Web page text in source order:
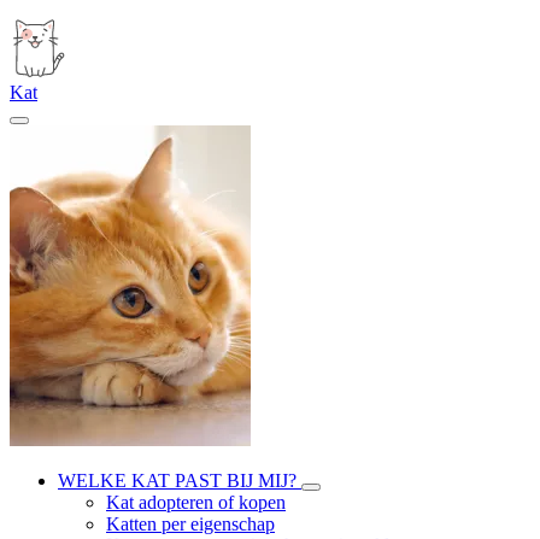
Kat
WELKE KAT PAST BIJ MIJ?
Kat adopteren of kopen
Katten per eigenschap